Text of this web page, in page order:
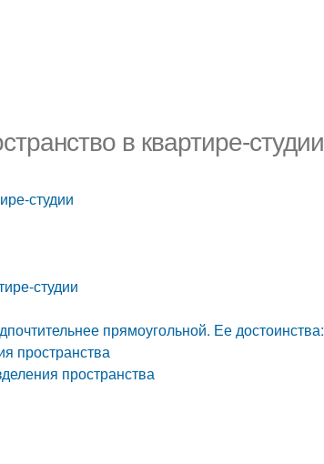
в квартире-студии
студии
студии
прямоугольной. Ее достоинства:
пространства
пространства